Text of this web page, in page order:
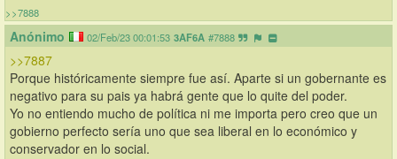
>>7888
Anónimo 02/Feb/23 00:01:53 3AF6A #7888
>>7887
Porque históricamente siempre fue así. Aparte si un gobernante es
negativo para su pais ya habrá gente que lo quite del poder.
Yo no entiendo mucho de política ni me importa pero creo que un
gobierno perfecto sería uno que sea liberal en lo económico y
conservador en lo social.